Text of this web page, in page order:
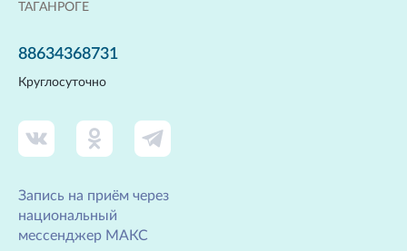
ТАГАНРОГЕ
88634368731
Круглосуточно
Запись на приём через
национальный
мессенджер МАКС